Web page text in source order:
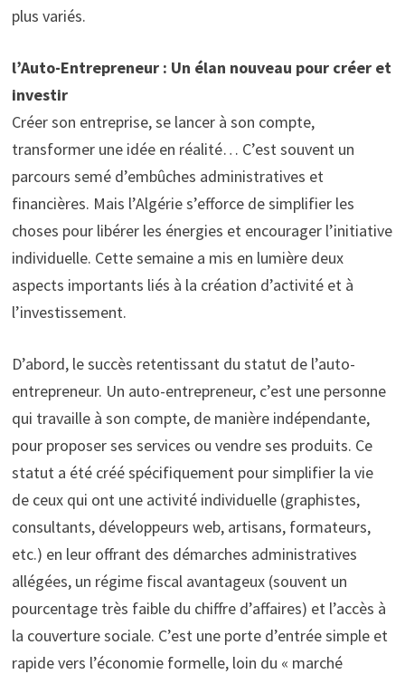
plus variés.
l’Auto-Entrepreneur : Un élan nouveau pour créer et
investir
Créer son entreprise, se lancer à son compte,
transformer une idée en réalité… C’est souvent un
parcours semé d’embûches administratives et
financières. Mais l’Algérie s’efforce de simplifier les
choses pour libérer les énergies et encourager l’initiative
individuelle. Cette semaine a mis en lumière deux
aspects importants liés à la création d’activité et à
l’investissement.
D’abord, le succès retentissant du statut de l’auto-
entrepreneur. Un auto-entrepreneur, c’est une personne
qui travaille à son compte, de manière indépendante,
pour proposer ses services ou vendre ses produits. Ce
statut a été créé spécifiquement pour simplifier la vie
de ceux qui ont une activité individuelle (graphistes,
consultants, développeurs web, artisans, formateurs,
etc.) en leur offrant des démarches administratives
allégées, un régime fiscal avantageux (souvent un
pourcentage très faible du chiffre d’affaires) et l’accès à
la couverture sociale. C’est une porte d’entrée simple et
rapide vers l’économie formelle, loin du « marché